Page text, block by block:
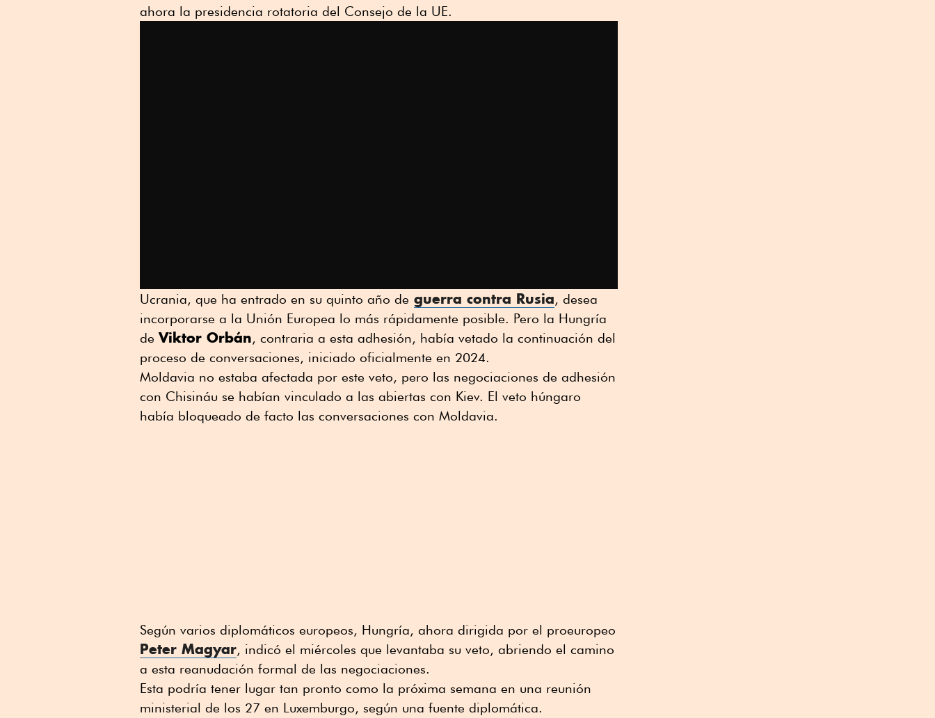
ahora la presidencia rotatoria del Consejo de la UE.
Ucrania, que ha entrado en su quinto año de guerra contra Rusia, desea
incorporarse a la Unión Europea lo más rápidamente posible. Pero la Hungría
deViktor Orbán, contraria a esta adhesión, había vetado la continuación del
proceso de conversaciones, iniciado oficialmente en 2024.
Moldavia no estaba afectada por este veto, pero las negociaciones de adhesión
con Chisináu se habían vinculado a las abiertas con Kiev. El veto húngaro
había bloqueado de facto las conversaciones con Moldavia.
Según varios diplomáticos europeos, Hungría, ahora dirigida por el proeuropeo
Peter Magyar, indicó el miércoles que levantaba su veto, abriendo el camino
a esta reanudación formal de las negociaciones.
Esta podría tener lugar tan pronto como la próxima semana en una reunión
ministerial de los 27 en Luxemburgo, según una fuente diplomática.